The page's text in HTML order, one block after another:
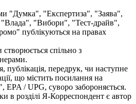
"Думка", "Експертиза", "Заява",
"Вибори", "Тест-драйв",
публікуються на правах
спільно з
публікація, передрук, чи наступне
що містить посилання на
EPA / UPG, суворо забороняється.
в розділі Я-Корреспондент є автор